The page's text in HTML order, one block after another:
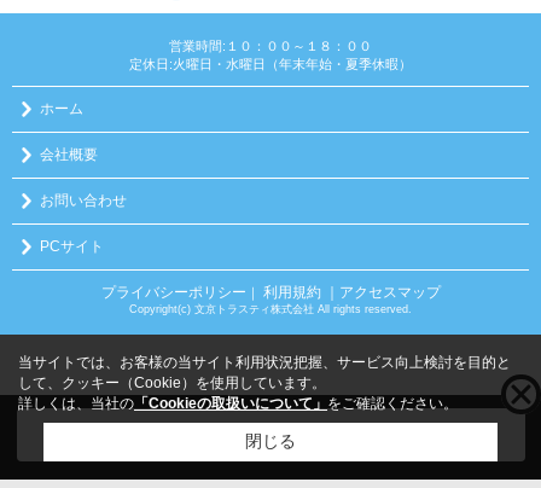
営業時間:１０：００～１８：００
定休日:火曜日・水曜日（年末年始・夏季休暇）
ホーム
会社概要
お問い合わせ
PCサイト
プライバシーポリシー ｜ 利用規約 ｜アクセスマップ
Copyright(c) 文京トラスティ株式会社 All rights reserved.
こちらの物件をご覧の方にお勧めな物件
当サイトでは、お客様の当サイト利用状況把握、サービス向上検討を目的と
して、クッキー（Cookie）を使用しています。
詳しくは、当社の 「Cookieの取扱いについて」 をご確認ください。
閉じる